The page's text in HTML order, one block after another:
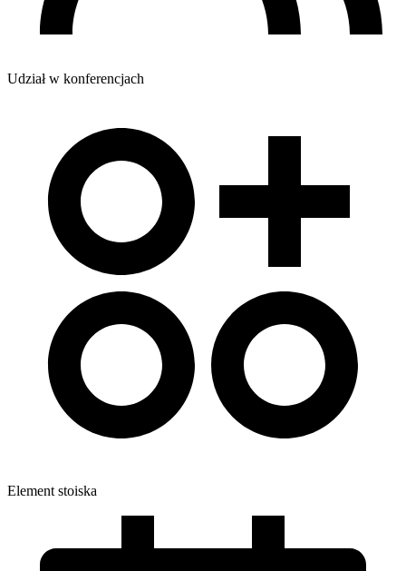
Udział w konferencjach
Element stoiska